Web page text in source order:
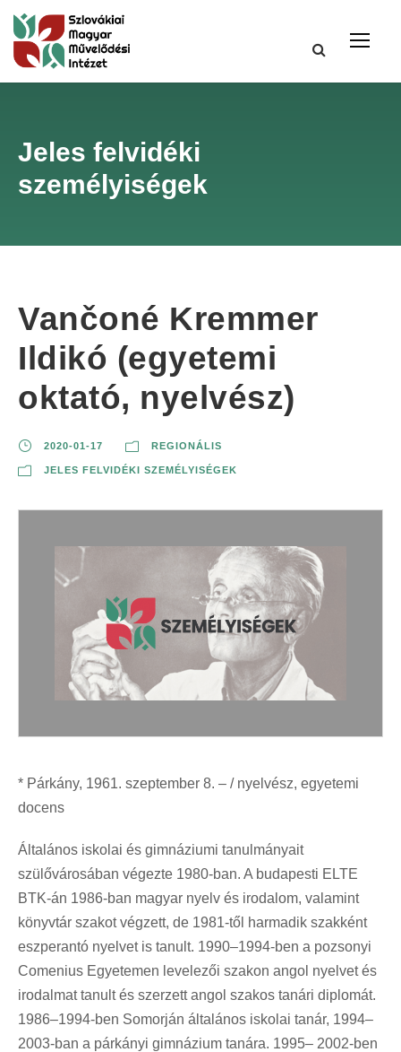
Jeles felvidéki
személyiségek
Vančoné Kremmer
Ildikó (egyetemi
oktató, nyelvész)
2020-01-17 REGIONÁLIS
JELES FELVIDÉKI SZEMÉLYISÉGEK
* Párkány, 1961. szeptember 8. – / nyelvész, egyetemi
docens
Általános iskolai és gimnáziumi tanulmányait
szülővárosában végezte 1980-ban. A budapesti ELTE
BTK-án 1986-ban magyar nyelv és irodalom, valamint
könyvtár szakot végzett, de 1981-től harmadik szakként
eszperantó nyelvet is tanult. 1990–1994-ben a pozsonyi
Comenius Egyetemen levelezői szakon angol nyelvet és
irodalmat tanult és szerzett angol szakos tanári diplomát.
1986–1994-ben Somorján általános iskolai tanár, 1994–
2003-ban a párkányi gimnázium tanára. 1995– 2002-ben